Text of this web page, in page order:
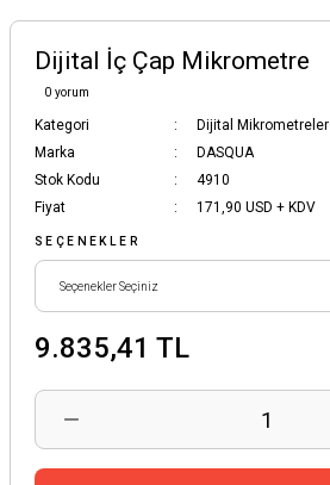
Dijital İç Çap Mikrometre
0 yorum
Kategori
Dijital Mikrometreler
Marka
DASQUA
Stok Kodu
4910
Fiyat
171,90 USD + KDV
SEÇENEKLER
9.835,41 TL